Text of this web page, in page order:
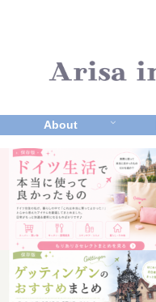
About